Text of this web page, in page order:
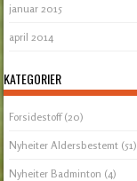
januar 2015
april 2014
KATEGORIER
Forsidestoff(20)
Nyheiter Aldersbestemt (51)
Nyheiter Badminton (4)